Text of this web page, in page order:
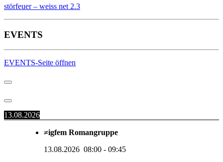
störfeuer – weiss net 2.3
EVENTS
EVENTS-Seite öffnen
13.08.2026
≠igfem Romangruppe
13.08.2026 08:00 - 09:45